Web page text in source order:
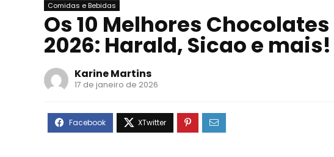
Comidas e Bebidas
Os 10 Melhores
2026: Harald, Sicao e mais!
Karine Martins
17 de janeiro de 2026